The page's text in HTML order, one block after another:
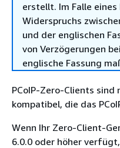
erstellt. Im Falle
Widerspruchs
und der englischen
von Verzögerungen
englische Fassung
PCoIP-Zero-Clients sind
kompatibel, die das
Wenn Ihr Zero-Client-
6.0.0 oder höher